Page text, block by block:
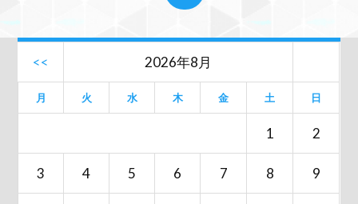
<< 2026年8月
月 火 水 木 金 土 日
1 2
3 4 5 6 7 8 9